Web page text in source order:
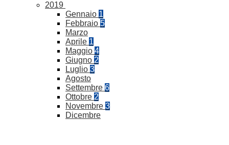
2019
Gennaio 1
Febbraio 5
Marzo
Aprile 1
Maggio 4
Giugno 2
Luglio 3
Agosto
Settembre 6
Ottobre 2
Novembre 3
Dicembre